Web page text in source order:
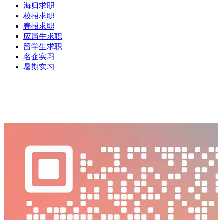
海归求职
校招求职
春招求职
应届生求职
留学生求职
名企实习
暑期实习